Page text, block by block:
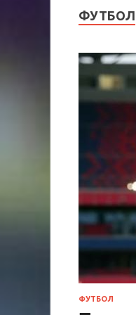
ФУТБОЛ
ФУТБОЛ